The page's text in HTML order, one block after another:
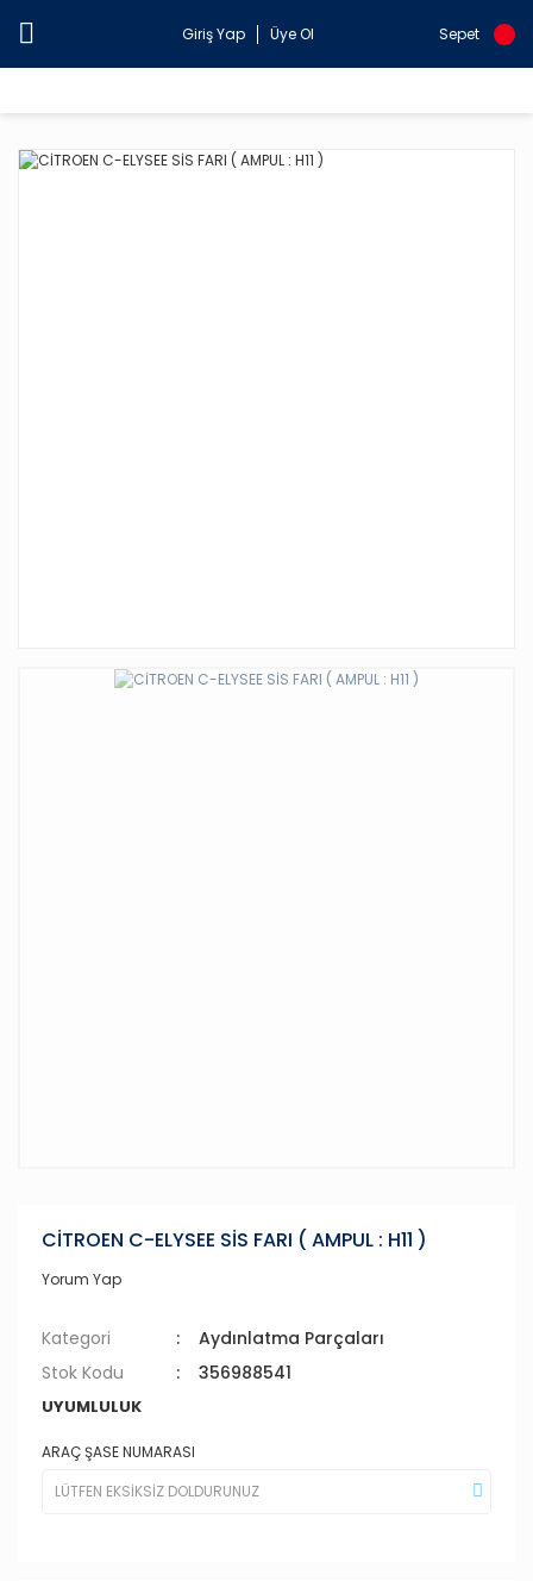
Giriş Yap Üye Ol Sepet
CİTROEN C-ELYSEE SİS FARI ( AMPUL : H11 )
Yorum Yap
Kategori
Aydınlatma Parçaları
Stok Kodu
356988541
UYUMLULUK
ARAÇ ŞASE NUMARASI